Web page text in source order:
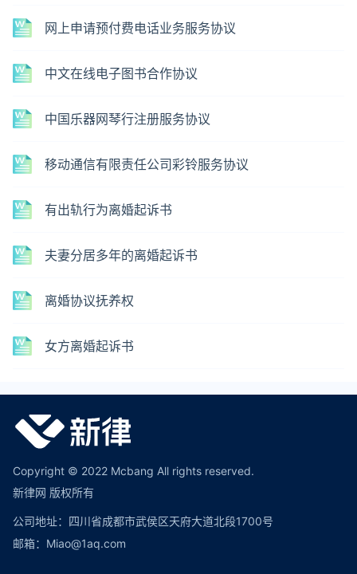
网上申请预付费电话业务服务协议
中文在线电子图书合作协议
中国乐器网琴行注册服务协议
移动通信有限责任公司彩铃服务协议
有出轨行为离婚起诉书
夫妻分居多年的离婚起诉书
离婚协议抚养权
女方离婚起诉书
Copyright © 2022 Mcbang All rights reserved.
新律网 版权所有
公司地址：四川省成都市武侯区天府大道北段1700号
邮箱：Miao@1aq.com